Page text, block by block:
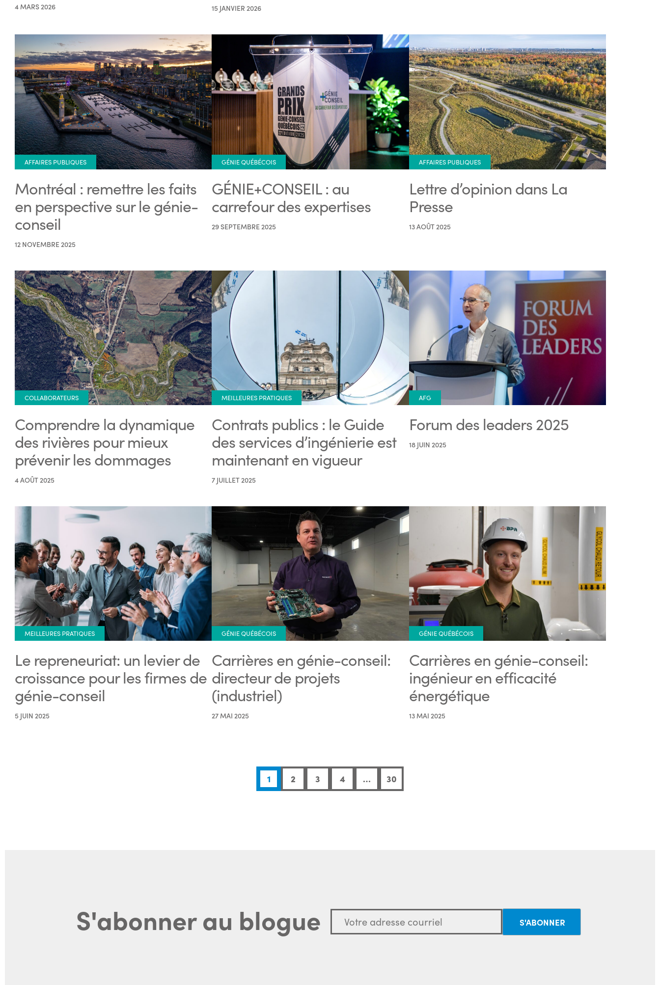
4 MARS 2026 15 JANVIER 2026
AFFAIRES PUBLIQUES
Montréal : remettre les faits
en perspective sur le génie-
conseil
12 NOVEMBRE 2025
GÉNIE QUÉBÉCOIS
GÉNIE+CONSEIL : au
carrefour des expertises
29 SEPTEMBRE 2025
AFFAIRES PUBLIQUES
Lettre d’opinion dans La
Presse
13 AOÛT 2025
COLLABORATEURS
Comprendre la dynamique
des rivières pour mieux
prévenir les dommages
4 AOÛT 2025
MEILLEURES PRATIQUES
Contrats publics : le Guide
des services d’ingénierie est
maintenant en vigueur
7 JUILLET 2025
AFG
Forum des leaders 2025
18 JUIN 2025
MEILLEURES PRATIQUES
Le repreneuriat: un levier de
croissance pour les firmes de
génie-conseil
5 JUIN 2025
GÉNIE QUÉBÉCOIS
Carrières en génie-conseil:
directeur de projets
(industriel)
27 MAI 2025
GÉNIE QUÉBÉCOIS
Carrières en génie-conseil:
ingénieur en efficacité
énergétique
13 MAI 2025
1 2 3 4 … 30
S'abonner au blogue